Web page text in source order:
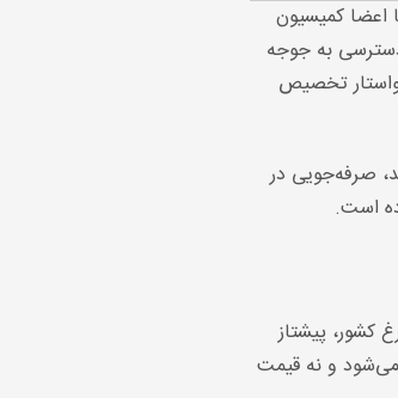
اعضا کمیسیون
مرغ کشور، محدودیت دسترسی به جوجه
تخصیص
صرفه‌جویی در
است.
استان ما با تولید بیش از ۱۱ درصد گوشت مرغ کشور، پیشتاز
و نه قیمت